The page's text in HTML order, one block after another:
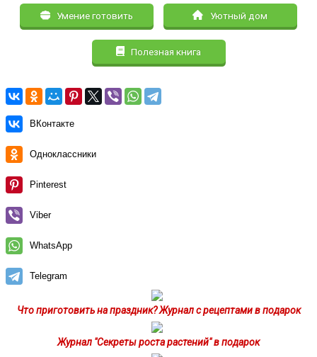
Умение готовить Уютный дом
Полезная книга
ВКонтакте
Одноклассники
Pinterest
Viber
WhatsApp
Telegram
Что приготовить на праздник? Журнал с рецептами в подарок
Журнал "Секреты роста растений" в подарок